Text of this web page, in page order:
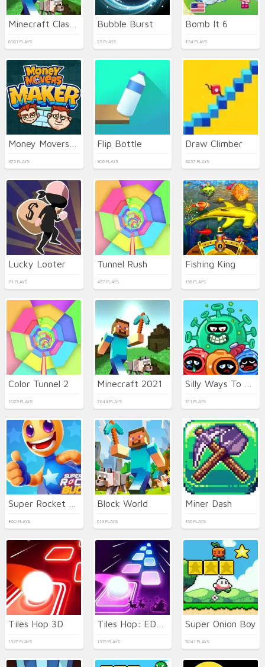
6101 PLAYS
Bubble Burst
25 PLAYS
Bomb It 6
834 PLAYS
375 PLAYS
Flip Bottle
306 PLAYS
Draw Climber
3257 PLAYS
Lucky Looter
71 PLAYS
Tunnel Rush
457 PLAYS
Fishing King
156 PLAYS
Color Tunnel 2
1025 PLAYS
Minecraft 2021
2644 PLAYS 311 PLAYS
860 PLAYS
Block World
619 PLAYS
Miner Dash
166 PLAYS
Tiles Hop 3D
1337 PLAYS 1315 PLAYS
Super Onion Boy
5041 PLAYS